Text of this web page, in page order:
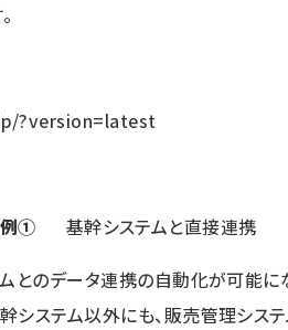
?version=latest
例①
基幹システムと直接連携
とのデータ連携の自動化が可能に
システム以外にも、販売管理シス